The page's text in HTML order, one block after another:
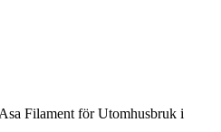
Filament för Utomhusbruk i